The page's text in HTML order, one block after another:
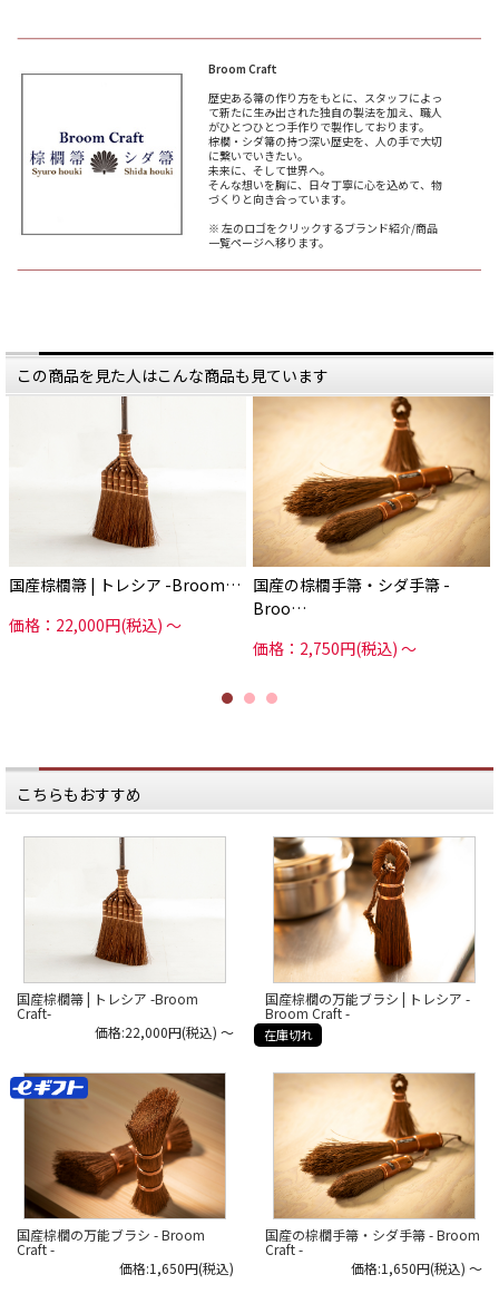
みなさん何を思い浮かべますか？
パッと思いつくところでいえば、
梅のトップブランド「南高梅」や、
甘くてジューシーな「みかん」でし
ょうか。
ですが、和歌山にはまだまだ
隠れた特産品があります。
「深海（ふかみ）産業」さんの手が
棕櫚（しゅろ）製品です。
棕櫚という言葉、
私たちが暮らしの中で
目にするものでいえば、
箒（ほうき）の穂先や
タワシなどに使われる素材です。
深海産業では、そんな
棕櫚の歴史を未来に繋いでいこう
オリジナルブランド
「Broom Craft（ブルームクラフ
を立ち上げ、さまざまな商品を
制作しています。
棕櫚という素材についてはもちろ
ん、
深海産業が作る箒の制作秘話から
製造現場の様子まで、
たっぷりお届けします。
箒をもっと身近に感じていただけれ
*****
日本いいもの屋公式LINEはじめまし
た。
友達登録で５００円OFFクーポンを
▽友だち登録はコチラから▽
▶︎取材記は、商品画像のリンクから
飛べる、商品ページの下部から読め
▶︎または、日本いいもの屋トップペ
ージの「作り手取材記」深海産業
（Broom Craft）のページより。
#日本いいもの屋 #丁寧な暮らし #通
き出物 #ギフト #日本製
#madeinjapan #深海産業 #しゅろ #
Broom Craft
歴史ある箒の作り方をもとに、スタッフによっ
て新たに生み出された独自の製法を加え、職人
がひとつひとつ手作りで製作しております。
棕櫚・シダ箒の持つ深い歴史を、人の手で大切
に繋いでいきたい。
未来に、そして世界へ。
そんな想いを胸に、日々丁寧に心を込めて、物
づくりと向き合っています。
※ 左のロゴをクリックするブランド紹介/商品
一覧ページへ移ります。
この商品を見た人はこんな商品も見ています
国産棕櫚箒 | トレシア -Broom…
価格：22,000円(税込)～
国産の棕櫚手箒・シダ手箒 -
Broo…
価格：2,750円(税込)～
こちらもおすすめ
国産棕櫚箒 | トレシア -Broom
Craft-
価格:22,000円(税込) ～
国産棕櫚の万能ブラシ | トレシア -
Broom Craft -
在庫切れ
国産棕櫚の万能ブラシ - Broom
Craft -
価格:1,650円(税込)
国産の棕櫚手箒・シダ手箒 - Broom
Craft -
価格:1,650円(税込) ～